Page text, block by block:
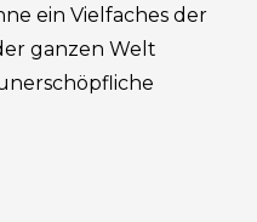
ein Vielfaches der
ganzen Welt